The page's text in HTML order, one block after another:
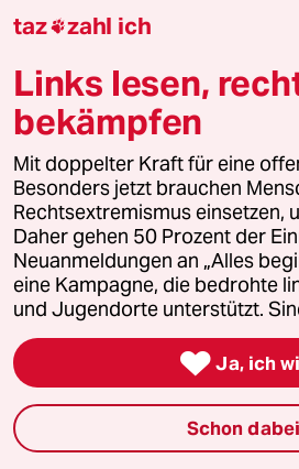
beseitigen.
Es ist nicht politisch,
Hauswände
Erhaltung die
Menge sauer
ausgeben.
Im öffentlichen
ein wenig anders.
Hier befinde ich
Zwiespalt, denn
mein Auge und
wenn die Pächter
an Knete an die
diesen Raum zu
hier Flächen
taz zahl ich
Links lesen,
bekämpfen
Mit doppelter Kraft für eine
Besonders jetzt brauchen
Rechtsextremismus einsetzen,
Daher gehen 50 Prozent der
Neuanmeldungen an „Alles
eine Kampagne, die bedrohte
und Jugendorte unterstützt.
 Ja, ich
Schon